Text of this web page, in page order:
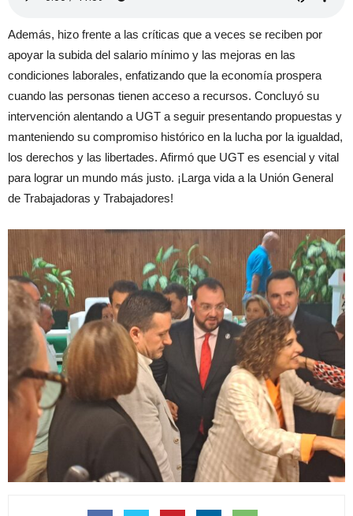
Además, hizo frente a las críticas que a veces se reciben por
apoyar la subida del salario mínimo y las mejoras en las
condiciones laborales, enfatizando que la economía prospera
cuando las personas tienen acceso a recursos. Concluyó su
intervención alentando a UGT a seguir presentando propuestas y
manteniendo su compromiso histórico en la lucha por la igualdad,
los derechos y las libertades. Afirmó que UGT es esencial y vital
para lograr un mundo más justo. ¡Larga vida a la Unión General
de Trabajadoras y Trabajadores!